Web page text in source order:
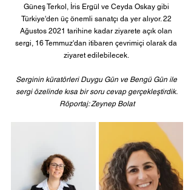
Güneş Terkol, İris Ergül ve Ceyda Oskay gibi
Türkiye'den üç önemli sanatçı da yer alıyor. 22
Ağustos 2021 tarihine kadar ziyarete açık olan
sergi, 16 Temmuz'dan itibaren çevrimiçi olarak da
ziyaret edilebilecek.
Serginin küratörleri Duygu Gün ve Bengü Gün ile
sergi özelinde kısa bir soru cevap gerçekleştirdik.
Röportaj: Zeynep Bolat